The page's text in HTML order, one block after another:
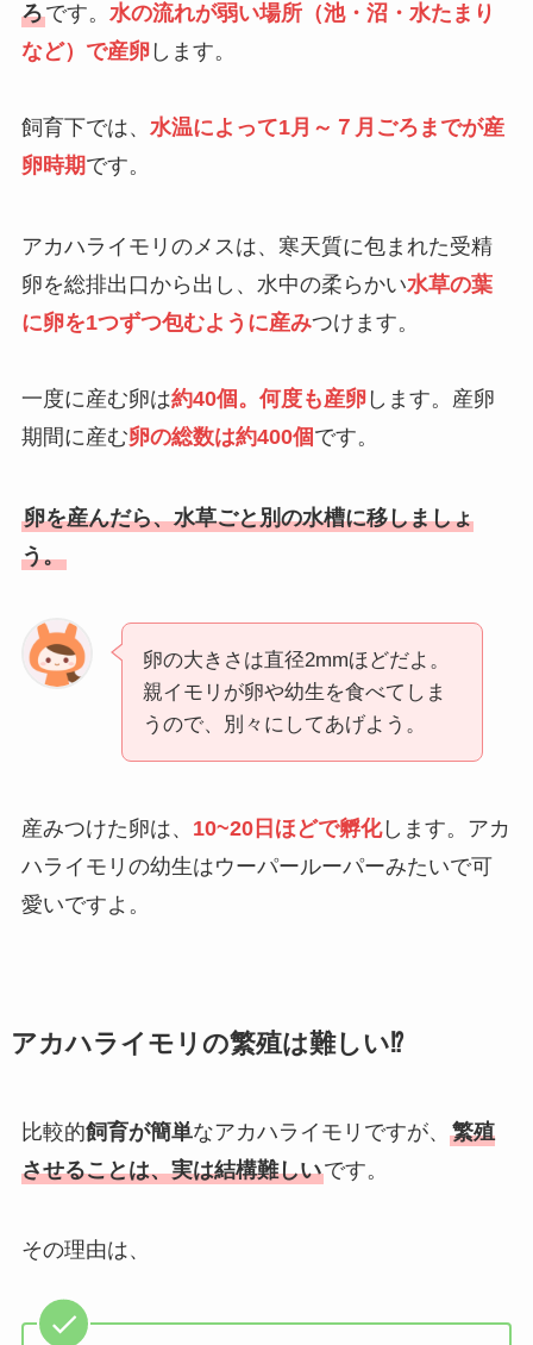
ろです。 水の流れが弱い場所（池・沼・水たまり
など）で産卵します。
飼育下では、 水温によって1月～７月ごろまでが産
卵時期です。
アカハライモリのメスは、寒天質に包まれた受精
卵を総排出口から出し、水中の柔らかい水草の葉
に卵を1つずつ包むように産みつけます。
一度に産む卵は約40個 。 何度も産卵します。産卵
期間に産む卵の総数は約400個 です。
卵を産んだら、水草ごと別の水槽に移しましょ
う。
卵の大きさは直径2mmほどだよ。
親イモリが卵や幼生を食べてしま
うので、別々にしてあげよう。
産みつけた卵は、 10~20日ほどで孵化します。アカ
ハライモリの幼生はウーパールーパーみたいで可
愛いですよ。
アカハライモリの繁殖は難しい⁉
比較的飼育が簡単なアカハライモリですが、 繁殖
させることは、実は結構難しいです。
その理由は、